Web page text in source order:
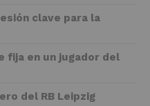
clave para la
fija en un jugador del
del RB Leipzig